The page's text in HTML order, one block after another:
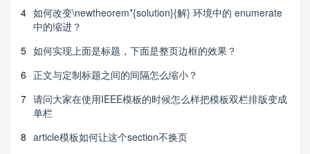
4 如何改变\newtheorem*{solution}{解} 环境中的 enumerate
中的缩进？
5 如何实现上面是标题，下面是整页边框的效果？
6 正文与定制标题之间的间隔怎么缩小？
7 请问大家在使用IEEE模板的时候怎么样把模板双栏排版变成
单栏
8 article模板如何让这个section不换页